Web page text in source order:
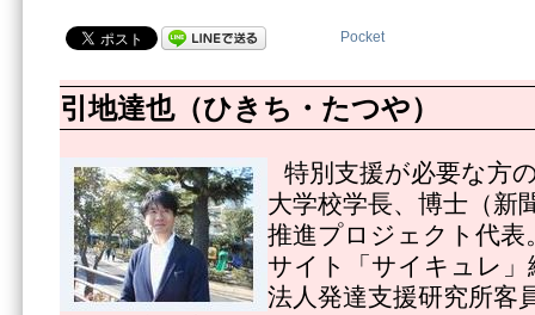
Pocket
引地達也（ひきち・たつや）
特別支援が必要な方
大学校学長、博士（新
推進プロジェクト代表
サイト「サイキュレ」
法人発達支援研究所客